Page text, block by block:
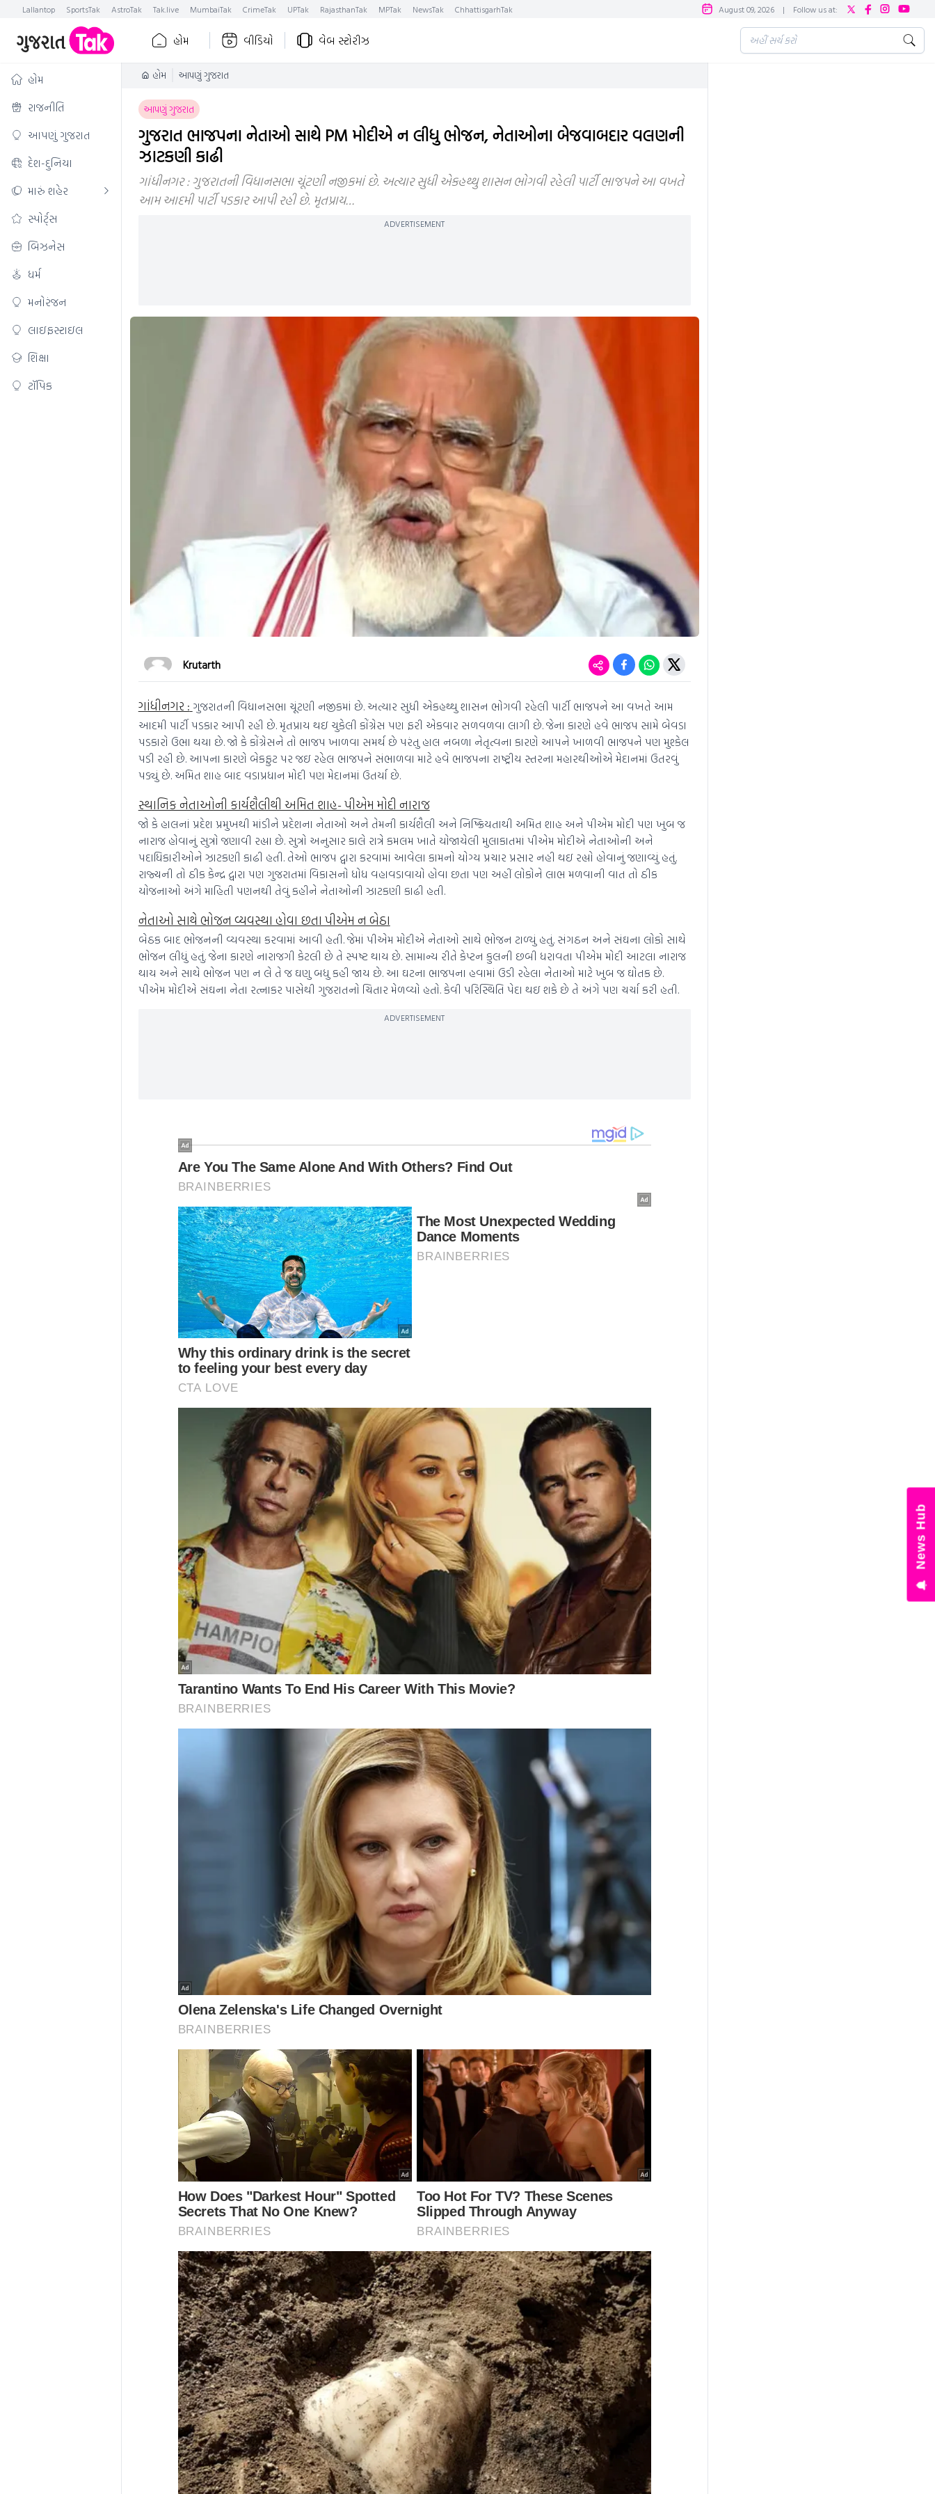
Lallantop SportsTak AstroTak Tak.live MumbaiTak CrimeTak UPTak RajasthanTak MPTak NewsTak ChhattisgarhTak August 09, 2026 | Follow us at:
હોમ વીડિયો વેબ સ્ટોરીઝ
હોમ
રાજનીતિ
આપણું ગુજરાત
દેશ-દુનિયા
મારું શહેર
સ્પોર્ટ્સ
બિઝનેસ
ધર્મ
મનોરંજન
લાઇફસ્ટાઇલ
શિક્ષા
ટૉપિક
હોમ આપણું ગુજરાત
આપણું ગુજરાત
ગુજરાત ભાજપના નેતાઓ સાથે PM મોદીએ ન લીધુ ભોજન, નેતાઓના બેજવાબદાર વલણની
ઝાટકણી કાઢી
ગાંધીનગર : ગુજરાતની વિધાનસભા ચૂંટણી નજીકમાં છે. અત્યાર સુધી એકહથ્થુ શાસન ભોગવી રહેલી પાર્ટી ભાજપને આ વખતે
આમ આદમી પાર્ટી પડકાર આપી રહી છે. મૃતપ્રાય…
ADVERTISEMENT
Krutarth
ગાંધીનગર : ગુજરાતની વિધાનસભા ચૂંટણી નજીકમાં છે. અત્યાર સુધી એકહથ્થુ શાસન ભોગવી રહેલી પાર્ટી ભાજપને આ વખતે આમ
આદમી પાર્ટી પડકાર આપી રહી છે. મૃતપ્રાય થઇ ચુકેલી કોંગ્રેસ પણ ફરી એકવાર સળવળવા લાગી છે. જેના કારણે હવે ભાજપ સામે બેવડા
પડકારો ઉભા થયા છે. જો કે કોંગ્રેસને તો ભાજપ ખાળવા સમર્થ છે પરંતુ હાલ નબળા નેતૃત્વના કારણે આપને ખાળવી ભાજપને પણ મુશ્કેલ
પડી રહી છે. આપના કારણે બેકફુટ પર જઇ રહેલ ભાજપને સંભાળવા માટે હવે ભાજપના રાષ્ટ્રીય સ્તરના મહારથીઓએ મેદાનમાં ઉતરવું
પડ્યું છે. અમિત શાહ બાદ વડાપ્રધાન મોદી પણ મેદાનમાં ઉતર્યા છે.
સ્થાનિક નેતાઓની કાર્યશૈલીથી અમિત શાહ- પીએમ મોદી નારાજ
જો કે હાલનાં પ્રદેશ પ્રમુખથી માંડીને પ્રદેશના નેતાઓ અને તેમની કાર્યશૈલી અને નિષ્ક્રિયતાથી અમિત શાહ અને પીએમ મોદી પણ ખુબ જ
નારાજ હોવાનું સુત્રો જણાવી રહ્યા છે. સુત્રો અનુસાર કાલે રાત્રે કમલમ ખાતે યોજાયેલી મુલાકાતમાં પીએમ મોદીએ નેતાઓની અને
પદાધિકારીઓને ઝાટકણી કાઢી હતી. તેઓ ભાજપ દ્વારા કરવામાં આવેલા કામનો યોગ્ય પ્રચાર પ્રસાર નહી થઇ રહ્યો હોવાનું જણાવ્યું હતું.
રાજ્યની તો ઠીક કેન્દ્ર દ્વારા પણ ગુજરાતમાં વિકાસનો ધોધ વહાવડાવાયો હોવા છતા પણ અહીં લોકોને લાભ મળવાની વાત તો ઠીક
યોજનાઓ અંગે માહિતી પણનથી તેવું કહીને નેતાઓની ઝાટકણી કાઢી હતી.
નેતાઓ સાથે ભોજન વ્યવસ્થા હોવા છતા પીએમ ન બેઠા
બેઠક બાદ ભોજનની વ્યવસ્થા કરવામાં આવી હતી. જેમાં પીએમ મોદીએ નેતાઓ સાથે ભોજન ટાળ્યું હતું. સંગઠન અને સંઘના લોકો સાથે
ભોજન લીધું હતું. જેના કારણે નારાજગી કેટલી છે તે સ્પષ્ટ થાય છે. સામાન્ય રીતે કેપ્ટન કુલની છબી ધરાવતા પીએમ મોદી આટલા નારાજ
થાય અને સાથે ભોજન પણ ન લે તે જ ઘણુ બધુ કહી જાય છે. આ ઘટના ભાજપના હવામાં ઉડી રહેલા નેતાઓ માટે ખુબ જ ઘોતક છે.
પીએમ મોદીએ સંઘના નેતા રત્નાકર પાસેથી ગુજરાતનો ચિતાર મેળવ્યો હતો. કેવી પરિસ્થિતિ પેદા થઇ શકે છે તે અંગે પણ ચર્ચા કરી હતી.
ADVERTISEMENT
News Hub